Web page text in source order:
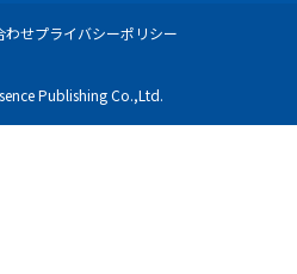
わせプライバシーポリシー
Publishing Co.,Ltd.